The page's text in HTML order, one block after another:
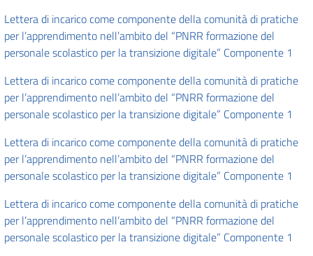
Lettera di incarico come componente della comunità di pratiche
per l’apprendimento nell’ambito del “PNRR formazione del
personale scolastico per la transizione digitale” Componente 1
Lettera di incarico come componente della comunità di pratiche
per l’apprendimento nell’ambito del “PNRR formazione del
personale scolastico per la transizione digitale” Componente 1
Lettera di incarico come componente della comunità di pratiche
per l’apprendimento nell’ambito del “PNRR formazione del
personale scolastico per la transizione digitale” Componente 1
Lettera di incarico come componente della comunità di pratiche
per l’apprendimento nell’ambito del “PNRR formazione del
personale scolastico per la transizione digitale” Componente 1